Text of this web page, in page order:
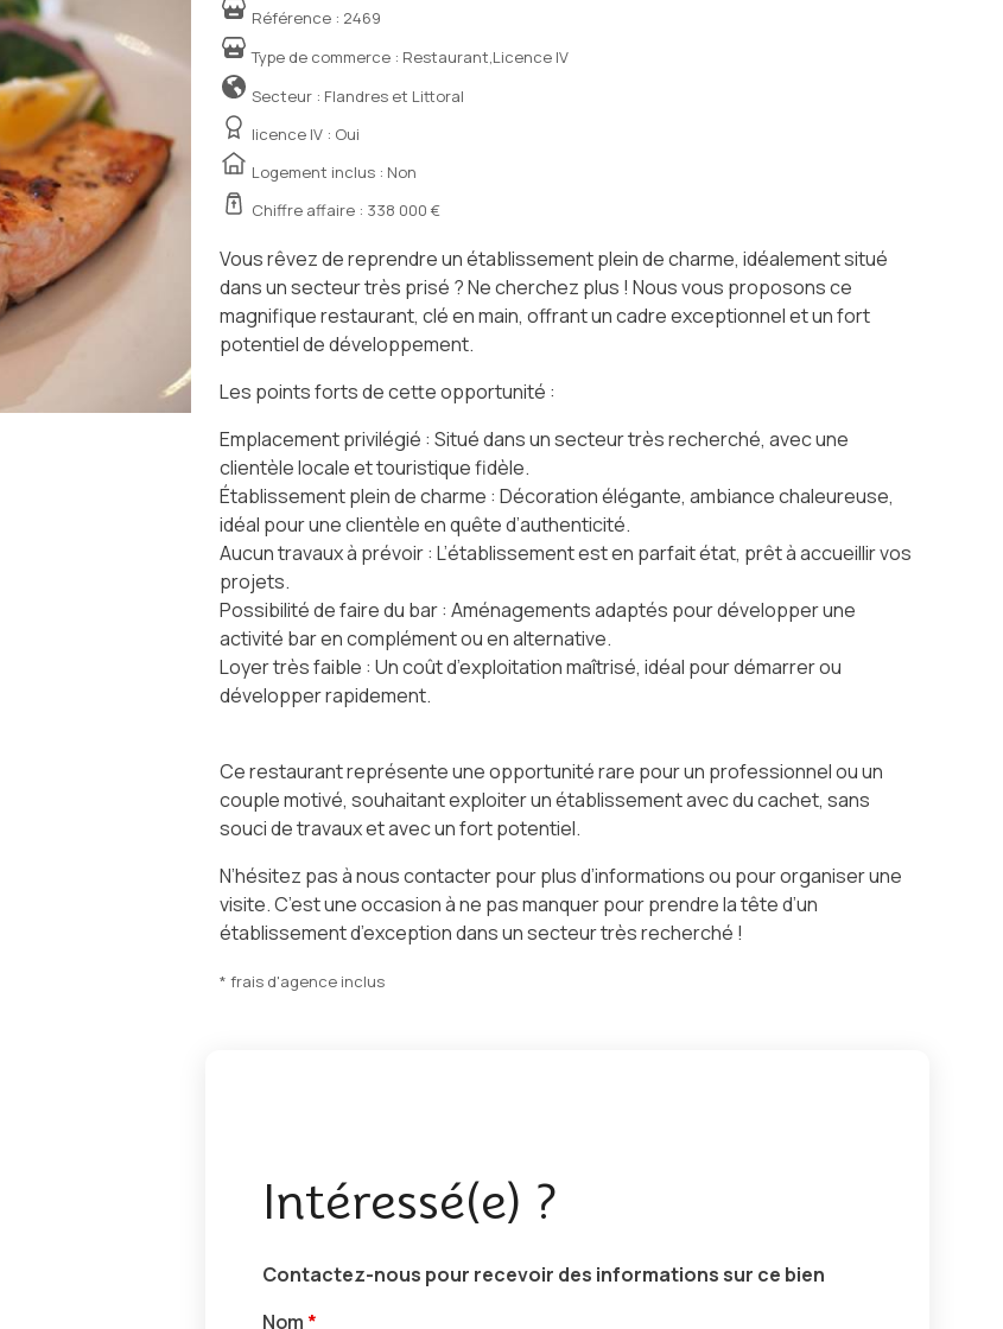
Référence : 2469
Type de commerce : Restaurant,Licence IV
Secteur : Flandres et Littoral
licence IV : Oui
Logement inclus : Non
Chiffre affaire : 338 000 €
Vous rêvez de reprendre un établissement plein de charme, idéalement situé
dans un secteur très prisé ? Ne cherchez plus ! Nous vous proposons ce
magnifique restaurant, clé en main, offrant un cadre exceptionnel et un fort
potentiel de développement.
Les points forts de cette opportunité :
Emplacement privilégié : Situé dans un secteur très recherché, avec une
clientèle locale et touristique fidèle.
Établissement plein de charme : Décoration élégante, ambiance chaleureuse,
idéal pour une clientèle en quête d’authenticité.
Aucun travaux à prévoir : L’établissement est en parfait état, prêt à accueillir vos
projets.
Possibilité de faire du bar : Aménagements adaptés pour développer une
activité bar en complément ou en alternative.
Loyer très faible : Un coût d’exploitation maîtrisé, idéal pour démarrer ou
développer rapidement.
Ce restaurant représente une opportunité rare pour un professionnel ou un
couple motivé, souhaitant exploiter un établissement avec du cachet, sans
souci de travaux et avec un fort potentiel.
N’hésitez pas à nous contacter pour plus d’informations ou pour organiser une
visite. C’est une occasion à ne pas manquer pour prendre la tête d’un
établissement d’exception dans un secteur très recherché !
* frais d'agence inclus
Intéressé(e) ?
Contactez-nous pour recevoir des informations sur ce bien
Nom *